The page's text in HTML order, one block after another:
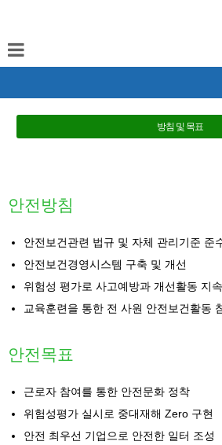
방침 및 목표
안전방침
안전보건관련 법규 및 자체 관리기준 준
안전보건경영시스템 구축 및 개선
위험성 평가로 사고예방과 개선활동 지
교육훈련을 통한 전 사원 안전보건활동
안전목표
근로자 참여를 통한 안전문화 정착
위험성평가 실시로 중대재해 Zero 구현
안전 최우선 기업으로 안전한 일터 조성